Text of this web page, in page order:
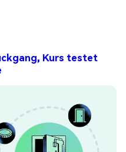
Kurs testet